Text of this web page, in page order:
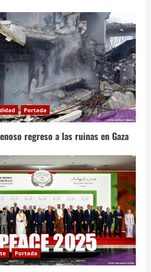
Portada
regreso a las ruinas en Gaza
Portada